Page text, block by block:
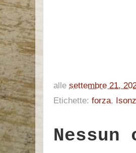
alle settembre 21,
Etichette: forza,
Nessun